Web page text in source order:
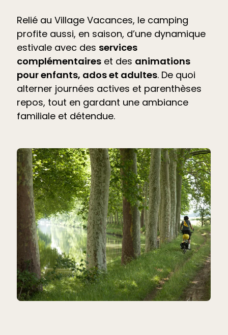
Relié au Village Vacances, le camping
profite aussi, en saison, d’une dynamique
estivale avec des services
complémentaires et des animations
pour enfants, ados et adultes. De quoi
alterner journées actives et parenthèses
repos, tout en gardant une ambiance
familiale et détendue.